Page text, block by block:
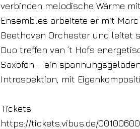
verbinden melodische Wärme
Ensembles arbeitete er mit
Beethoven Orchester und leitet
Duo treffen van ’t Hofs
Saxofon – ein
Introspektion, mit
Tickets
https://tickets.vibus.de/